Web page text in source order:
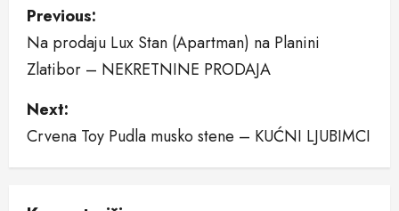
P
o
s
t
n
Previous:
Na prodaju Lux Stan (Apartman) na Planini
Zlatibor – NEKRETNINE PRODAJA
Next:
Crvena Toy Pudla musko stene – KUĆNI LJUBIMCI